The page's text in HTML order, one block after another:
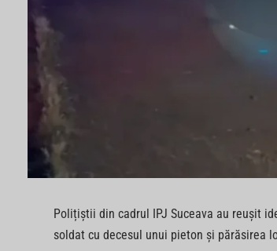
Polițiștii din cadrul IPJ Suceava au reușit
soldat cu decesul unui pieton și părăsirea